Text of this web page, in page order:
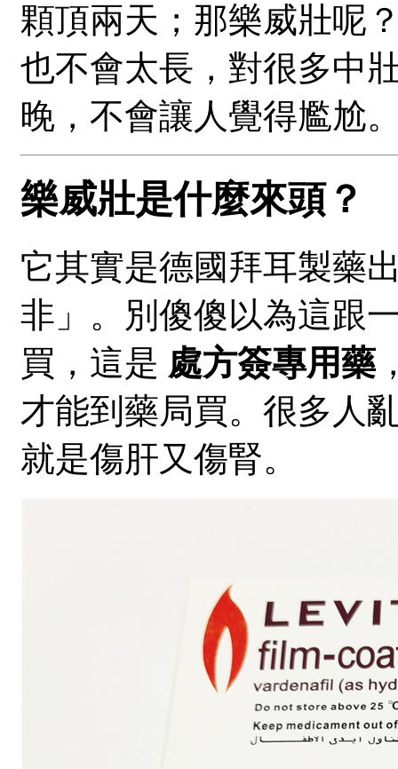
顆頂兩天；那樂威壯呢
也不會太長，對很多中
晚，不會讓人覺得尷尬
樂威壯是什麼來頭？
它其實是德國拜耳製藥
非」。別傻傻以為這跟
買，這是 處方簽專用藥
才能到藥局買。很多人
就是傷肝又傷腎。